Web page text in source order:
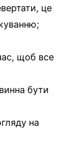
це
щоб все
бути
на